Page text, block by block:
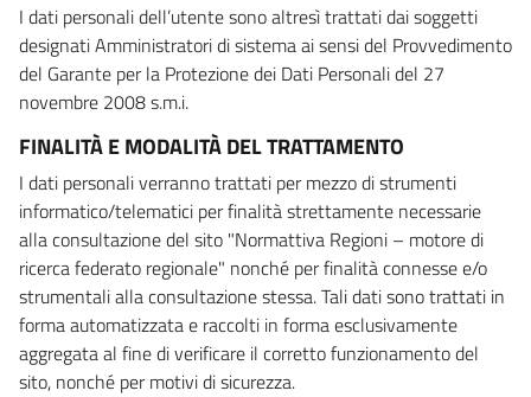
I dati personali dell’utente sono altresì trattati dai soggetti
designati Amministratori di sistema ai sensi del Provvedimento
del Garante per la Protezione dei Dati Personali del 27
novembre 2008 s.m.i.
FINALITÀ E MODALITÀ DEL TRATTAMENTO
I dati personali verranno trattati per mezzo di strumenti
informatico/telematici per finalità strettamente necessarie
alla consultazione del sito "Normattiva Regioni – motore di
ricerca federato regionale" nonché per finalità connesse e/o
strumentali alla consultazione stessa. Tali dati sono trattati in
forma automatizzata e raccolti in forma esclusivamente
aggregata al fine di verificare il corretto funzionamento del
sito, nonché per motivi di sicurezza.